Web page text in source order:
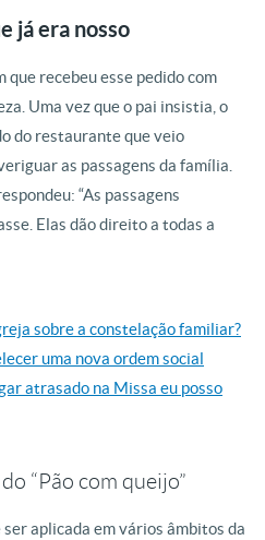
já era nosso
que recebeu esse pedido com
Uma vez que o pai insistia, o
do restaurante que veio
as passagens da família.
“As passagens
Elas dão direito a todas a
sobre a constelação familiar?
uma nova ordem social
atrasado na Missa eu posso
“Pão com queijo”
aplicada em vários âmbitos da